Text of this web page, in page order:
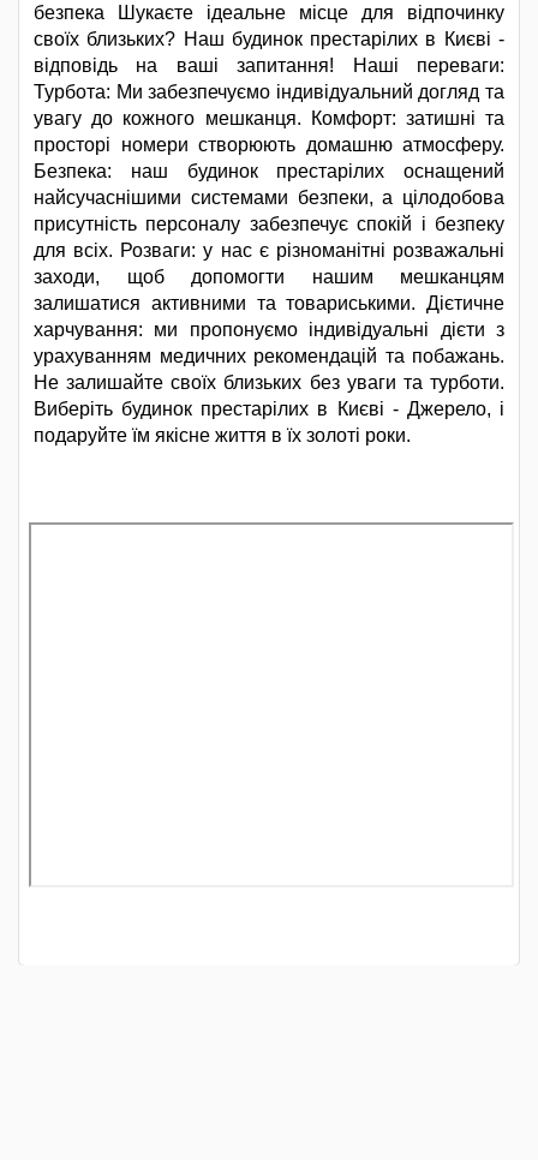
безпека Шукаєте ідеальне місце для відпочинку
своїх близьких? Наш будинок престарілих в Києві -
відповідь на ваші запитання! Наші переваги:
Турбота: Ми забезпечуємо індивідуальний догляд та
увагу до кожного мешканця. Комфорт: затишні та
просторі номери створюють домашню атмосферу.
Безпека: наш будинок престарілих оснащений
найсучаснішими системами безпеки, а цілодобова
присутність персоналу забезпечує спокій і безпеку
для всіх. Розваги: ​​у нас є різноманітні розважальні
заходи, щоб допомогти нашим мешканцям
залишатися активними та товариськими. Дієтичне
харчування: ми пропонуємо індивідуальні дієти з
урахуванням медичних рекомендацій та побажань.
Не залишайте своїх близьких без уваги та турботи.
Виберіть будинок престарілих в Києві - Джерело, і
подаруйте їм якісне життя в їх золоті роки.